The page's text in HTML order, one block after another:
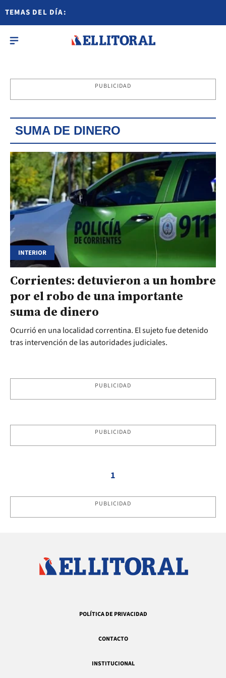
TEMAS DEL DÍA:
PUBLICIDAD
SUMA DE DINERO
INTERIOR
Corrientes: detuvieron a un hombre
por el robo de una importante
suma de dinero
Ocurrió en una localidad correntina. El sujeto fue detenido
tras intervención de las autoridades judiciales.
PUBLICIDAD
PUBLICIDAD
1
PUBLICIDAD
POLÍTICA DE PRIVACIDAD
CONTACTO
INSTITUCIONAL